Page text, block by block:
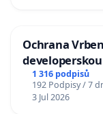
Ochrana
1 316 podpisů
192 Podpisy / 7
3 Jul 2026